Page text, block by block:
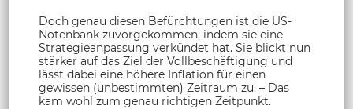
Doch genau diesen Befürchtungen ist die US-
Notenbank zuvorgekommen, indem sie eine
Strategieanpassung verkündet hat. Sie blickt nun
stärker auf das Ziel der Vollbeschäftigung und
lässt dabei eine höhere Inflation für einen
gewissen (unbestimmten) Zeitraum zu. – Das
kam wohl zum genau richtigen Zeitpunkt.